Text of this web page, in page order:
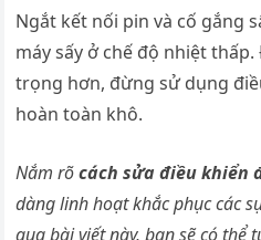
Ngắt kết nối pin và cố gắng
máy sấy ở chế độ nhiệt
trọng hơn, đừng sử dụng
hoàn toàn khô.
Nắm rõcách sửa điều khiển
dàng linh hoạt khắc phục các
qua bài viết này, bạn sẽ có thể